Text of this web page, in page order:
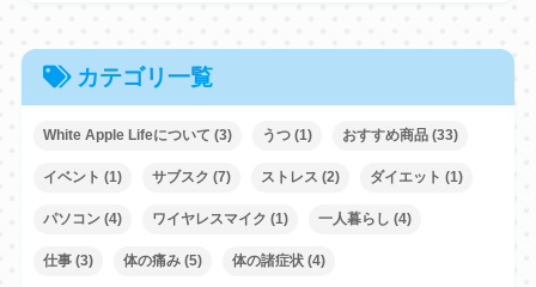
カテゴリ一覧
White Apple Lifeについて (3) うつ(1) おすすめ商品(33)
イベント (1) サブスク (7) ストレス (2) ダイエット (1)
パソコン(4) ワイヤレスマイク (1) 一人暮らし (4)
仕事(3) 体の痛み(5) 体の諸症状(4)